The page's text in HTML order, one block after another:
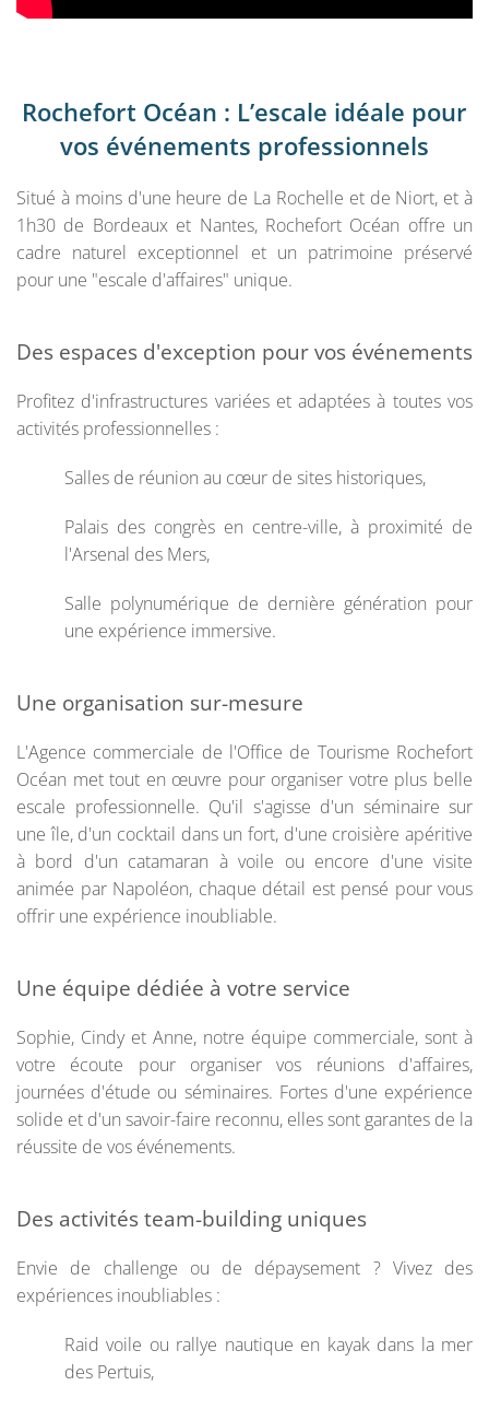
Rochefort Océan : L’escale idéale pour
vos événements professionnels
Situé à moins d'une heure de La Rochelle et de Niort, et à
1h30 de Bordeaux et Nantes, Rochefort Océan offre un
cadre naturel exceptionnel et un patrimoine préservé
pour une "escale d'affaires" unique.
Des espaces d'exception pour vos événements
Profitez d'infrastructures variées et adaptées à toutes vos
activités professionnelles :
Salles de réunion au cœur de sites historiques,
Palais des congrès en centre-ville, à proximité de
l'Arsenal des Mers,
Salle polynumérique de dernière génération pour
une expérience immersive.
Une organisation sur-mesure
L'Agence commerciale de l'Office de Tourisme Rochefort
Océan met tout en œuvre pour organiser votre plus belle
escale professionnelle. Qu'il s'agisse d'un séminaire sur
une île, d'un cocktail dans un fort, d'une croisière apéritive
à bord d'un catamaran à voile ou encore d'une visite
animée par Napoléon, chaque détail est pensé pour vous
offrir une expérience inoubliable.
Une équipe dédiée à votre service
Sophie, Cindy et Anne, notre équipe commerciale, sont à
votre écoute pour organiser vos réunions d'affaires,
journées d'étude ou séminaires. Fortes d'une expérience
solide et d'un savoir-faire reconnu, elles sont garantes de la
réussite de vos événements.
Des activités team-building uniques
Envie de challenge ou de dépaysement ? Vivez des
expériences inoubliables :
Raid voile ou rallye nautique en kayak dans la mer
des Pertuis,